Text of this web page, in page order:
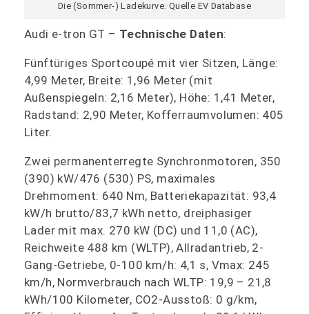
Die (Sommer-) Ladekurve. Quelle EV Database
Audi e-tron GT – Technische Daten:
Fünftüriges Sportcoupé mit vier Sitzen, Länge:
4,99 Meter, Breite: 1,96 Meter (mit
Außenspiegeln: 2,16 Meter), Höhe: 1,41 Meter,
Radstand: 2,90 Meter, Kofferraumvolumen: 405
Liter.
Zwei permanenterregte Synchronmotoren, 350
(390) kW/476 (530) PS, maximales
Drehmoment: 640 Nm, Batteriekapazität: 93,4
kW/h brutto/83,7 kWh netto, dreiphasiger
Lader mit max. 270 kW (DC) und 11,0 (AC),
Reichweite 488 km (WLTP), Allradantrieb, 2-
Gang-Getriebe, 0-100 km/h: 4,1 s, Vmax: 245
km/h, Normverbrauch nach WLTP: 19,9 – 21,8
kWh/100 Kilometer, CO2-Ausstoß: 0 g/km,